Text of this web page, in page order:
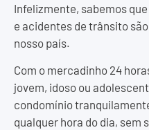
Infelizmente, sabemos
e acidentes de trânsito
nosso país.
Com o mercadinho 24
jovem, idoso ou
condomínio
qualquer hora do dia, sem